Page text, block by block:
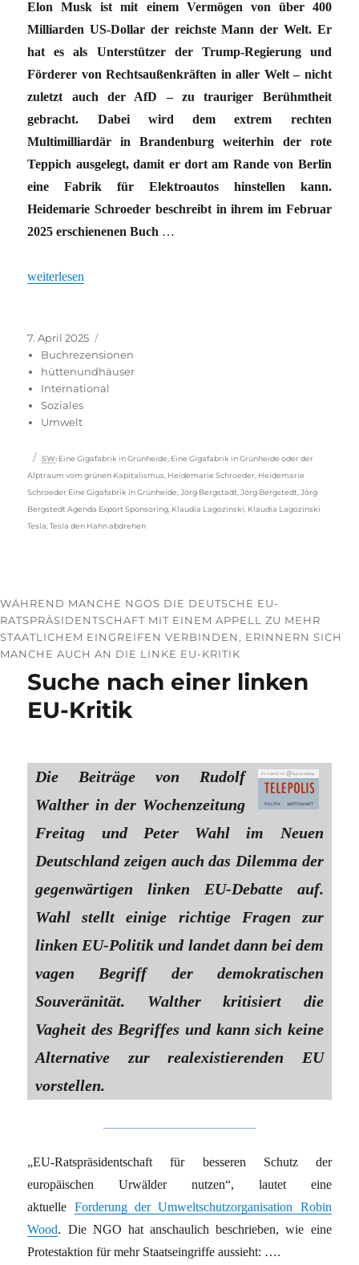
Elon Musk ist mit einem Vermögen von über 400
Milliarden US-Dollar der reichste Mann der Welt. Er
hat es als Unterstützer der Trump-Regierung und
Förderer von Rechtsaußenkräften in aller Welt – nicht
zuletzt auch der AfD – zu trauriger Berühmtheit
gebracht. Dabei wird dem extrem rechten
Multimilliardär in Brandenburg weiterhin der rote
Teppich ausgelegt, damit er dort am Rande von Berlin
eine Fabrik für Elektroautos hinstellen kann.
Heidemarie Schroeder beschreibt in ihrem im Februar
2025 erschienenen Buch …
„Wider das Symbol des grünen Kapitalismus – Widerstand
weiterlesen
Veröffentlicht
am
7. April 2025
Buchrezensionen
hüttenundhäuser
International
Soziales
Umwelt
Schlagwörter
SW: Eine Gigafabrik in Grünheide Eine Gigafabrik in Grünheide oder der
Alptraum vom grünen Kapitalismus Heidemarie Schroeder Heidemarie
Schroeder Eine Gigafabrik in Grünheide ,Jörg Bergstadt ,Jörg Bergstedt ,Jörg
Bergstedt Agenda Export Sponsoring Klaudia Lagozinski Klaudia Lagozinski
Tesla ,Tesla den Hahn abdrehen
WÄHREND MANCHE NGOS DIE DEUTSCHE EU-
RATSPRÄSIDENTSCHAFT MIT EINEM APPELL ZU MEHR
STAATLICHEM EINGREIFEN VERBINDEN, ERINNERN SICH
MANCHE AUCH AN DIE LINKE EU-KRITIK
Suche nach einer linken
EU-Kritik
Die Beiträge von Rudolf
Walther in der Wochenzeitung
Freitag und Peter Wahl im Neuen
Deutschland zeigen auch das Dilemma der
gegenwärtigen linken EU-Debatte auf.
Wahl stellt einige richtige Fragen zur
linken EU-Politik und landet dann bei dem
vagen Begriff der demokratischen
Souveränität. Walther kritisiert die
Vagheit des Begriffes und kann sich keine
Alternative zur realexistierenden EU
vorstellen.
„EU-Ratspräsidentschaft für besseren Schutz der
europäischen Urwälder nutzen“, lautet eine
aktuelle Forderung der Umweltschutzorganisation Robin
Wood. Die NGO hat anschaulich beschrieben, wie eine
Protestaktion für mehr Staatseingriffe aussieht: ….